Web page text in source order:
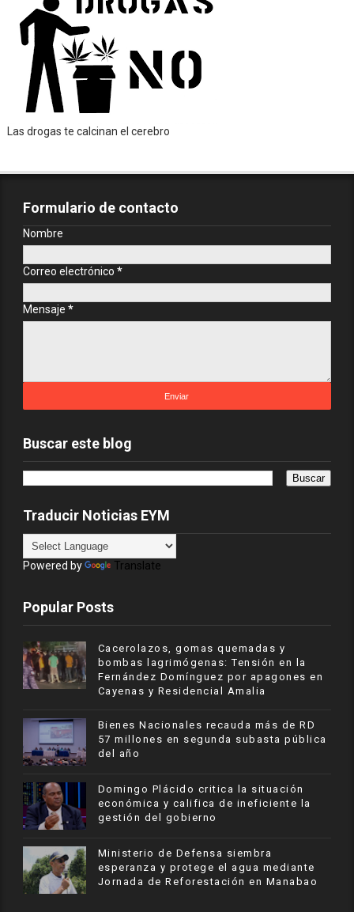
Las drogas te calcinan el cerebro
Formulario de contacto
Nombre
Correo electrónico *
Mensaje *
Buscar este blog
Traducir Noticias EYM
Powered by Translate
Popular Posts
Cacerolazos, gomas quemadas y
bombas lagrimógenas: Tensión en la
Fernández Domínguez por apagones en
Cayenas y Residencial Amalia
Bienes Nacionales recauda más de RD
57 millones en segunda subasta pública
del año
​Domingo Plácido critica la situación
económica y califica de ineficiente la
gestión del gobierno
Ministerio de Defensa siembra
esperanza y protege el agua mediante
Jornada de Reforestación en Manabao